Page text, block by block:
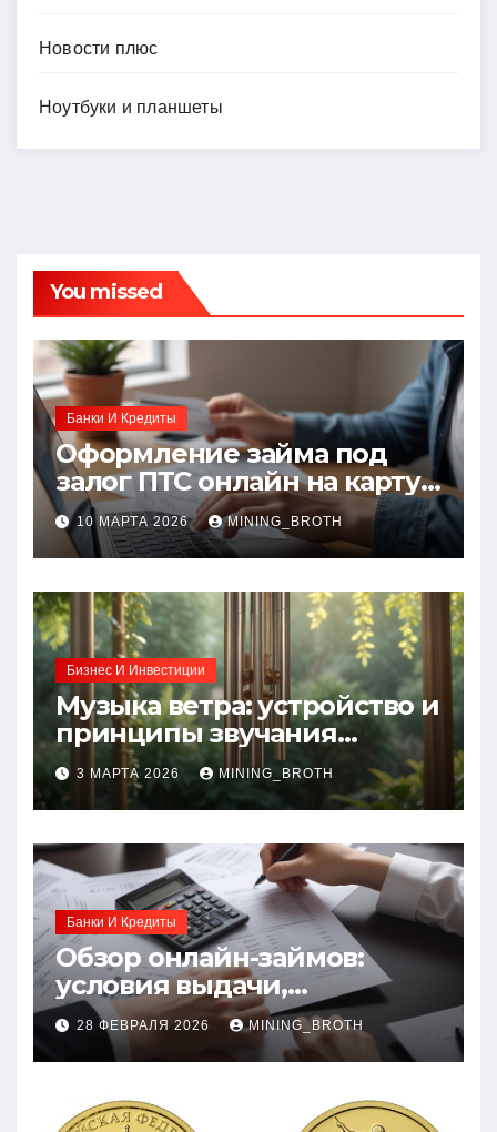
Новости плюс
Ноутбуки и планшеты
You missed
Банки И Кредиты
Оформление займа под
залог ПТС онлайн на карту
без визита в офис: порядок,
требования и документы
10 МАРТА 2026 MINING_BROTH
Бизнес И Инвестиции
Музыка ветра: устройство и
принципы звучания
колокольчиков
3 МАРТА 2026 MINING_BROTH
Банки И Кредиты
Обзор онлайн-займов:
условия выдачи,
процентные ставки и
требования к заемщикам
28 ФЕВРАЛЯ 2026 MINING_BROTH